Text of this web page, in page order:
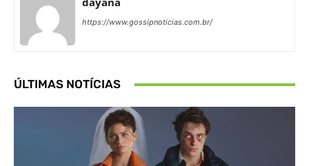
https://www.gossipnoticias.com.br/
ÚLTIMAS NOTÍCIAS